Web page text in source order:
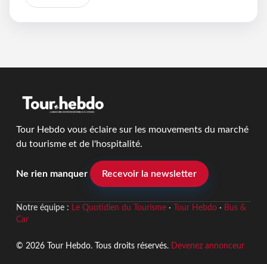
Tour Hebdo vous éclaire sur les mouvements du marché
du tourisme et de l'hospitalité.
Ne rien manquer Recevoir la newsletter
Notre équipe : Le Quotidien du Tourisme· Tour Hebdo· Bus &
Car
© 2026 Tour Hebdo. Tous droits réservés. Devenez annonceur